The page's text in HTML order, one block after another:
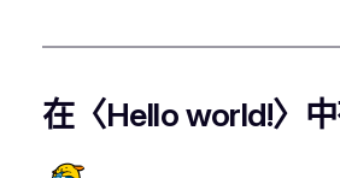
在〈Hello world!〉